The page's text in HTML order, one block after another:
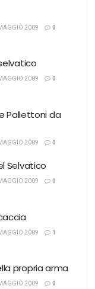
2009 0
2009 0
Pallettoni da
2009 0
Selvatico
2009 0
2009 1
propria arma
2009 0